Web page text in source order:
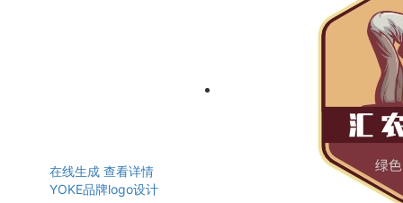
在线生成 查看详情
YOKE品牌logo设计